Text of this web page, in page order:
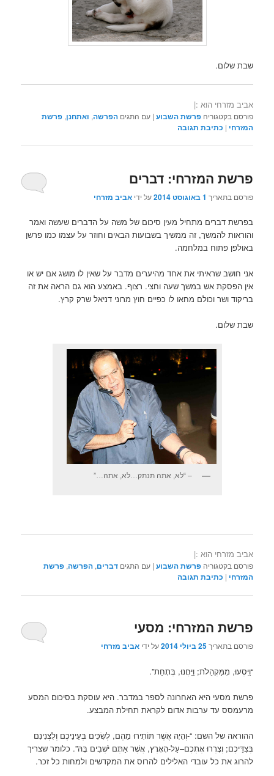
שבת שלום.
אביב מזרחי הוא :|
פורסם בקטגוריה פרשת השבוע |עם התגים הפרשה, ואתחנן,פרשת
המזרחי | כתיבת תגובה
פרשת המזרחי: דברים
פורסם בתאריך 1 באוגוסט 2014 על ידיאביב מזרחי
בפרשת דברים מתחיל מעין סיכום של משה על הדברים שעשה ואמר
והוראות להמשך, זה ממשיך בשבועות הבאים וחוזר על עצמו כמו פרשן
באולפן פתוח במלחמה.
אני חושב שראיתי את אחד מהיערים מדבר על שאין לו מושג אם יש או
אין הפסקת אש במשך שעה וחצי. רצוף. באמצע הוא גם הראה את זה
בריקוד ושר וכולם מחאו לו כפיים חוץ מרוני דניאל שרק קרץ.
שבת שלום.
– “לא, אתה תנתק…לא, אתה…”
אביב מזרחי הוא :|
פורסם בקטגוריה פרשת השבוע |עם התגים דברים,הפרשה,פרשת
המזרחי | כתיבת תגובה
פרשת המזרחי: מסעי
פורסם בתאריך25 ביולי 2014 על ידיאביב מזרחי
“וַיִּסְעוּ, מִמַּקְהֵלֹת; וַיַּחֲנוּ, בְּתָחַת”.
פרשת מסעי היא האחרונה לספר במדבר. היא עוסקת בסיכום המסע
מרעמסס עד ערבות אדום לקראת תחילת המבצע.
ההוראה של השם: “-וְהָיָה אֲשֶׁר תּוֹתִירוּ מֵהֶם, לְשִׂכִּים בְּעֵינֵיכֶם וְלִצְנִינִם
בְּצִדֵּיכֶם; וְצָרְרוּ אֶתְכֶם–עַל-הָאָרֶץ, אֲשֶׁר אַתֶּם יֹשְׁבִים בָּהּ”. כלומר שצריך
להרוג את כל עובדי האלילים להרוס את המקדשים ולמחות כל זכר.